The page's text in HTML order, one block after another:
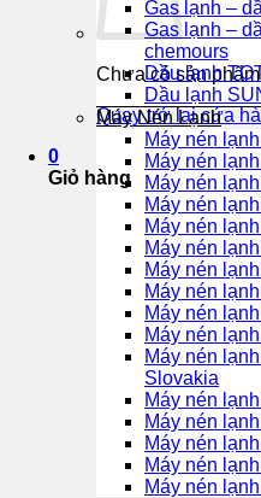
Chưa có sản
Quay trở lại cửa
0
Giỏ hàng
Gas lạnh –
Gas lạnh –
chemours
Dầu lạnh
Dầu lạnh
Máy Nén Lạnh
Máy nén
Máy nén
Máy nén
Máy nén
Máy nén
Máy nén
Máy nén
Máy nén
Máy nén
Máy nén
Máy nén
Slovakia
Máy nén lạnh
Máy nén
Máy nén
Máy nén
Máy nén